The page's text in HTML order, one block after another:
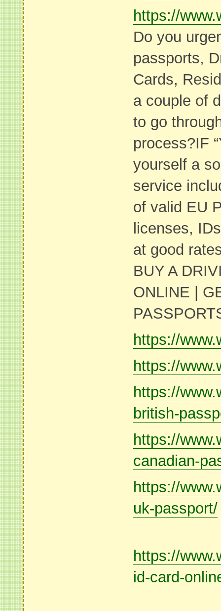
https://
Do you
passports,
Cards,
a couple of
to go
process?IF
yourself a
service
of valid EU
licenses,
at good
BUY A
ONLINE |
https://
https://
https://
british-
https://
canadian-
https://
uk-passport/
https://
id-card-